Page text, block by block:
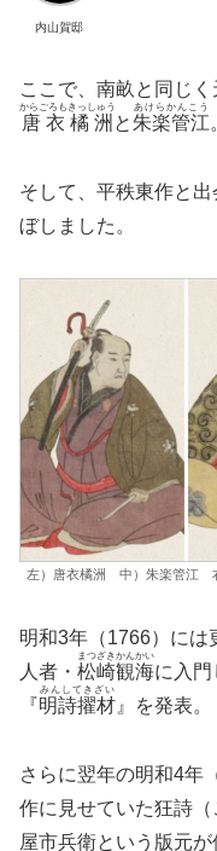
内山賀邸
ここで、南畝と同じく
唐衣橘洲
からごろもきっしゅう
と朱楽管江
あけらかんこう
そして、平秩東作と
ぼしました。
左）唐衣橘洲 中）朱楽管江
明和3年（1766）には
人者・ 松崎観海
まつざきかんかい
に入
『明詩擢材
みんしてきざい
』を発表。
さらに翌年の明和4年
作に見せていた狂詩
屋市兵衛という版元